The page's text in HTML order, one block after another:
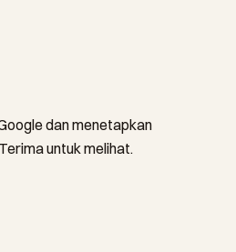
dan menetapkan
untuk melihat.